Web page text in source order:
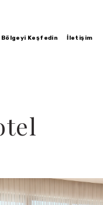
Bölgeyi Keşfedin İletişim